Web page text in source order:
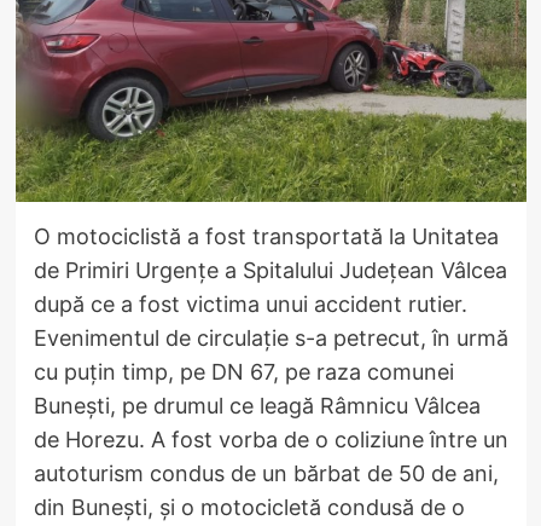
O motociclistă a fost transportată la Unitatea
de Primiri Urgențe a Spitalului Județean Vâlcea
după ce a fost victima unui accident rutier.
Evenimentul de circulație s-a petrecut, în urmă
cu puțin timp, pe DN 67, pe raza comunei
Bunești, pe drumul ce leagă Râmnicu Vâlcea
de Horezu. A fost vorba de o coliziune între un
autoturism condus de un bărbat de 50 de ani,
din Bunești, și o motocicletă condusă de o